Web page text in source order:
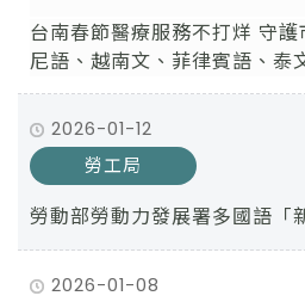
台南春節醫療服務不打烊 守
尼語、越南文、菲律賓語、泰
2026-01-12
勞工局
勞動部勞動力發展署多國語「
2026-01-08